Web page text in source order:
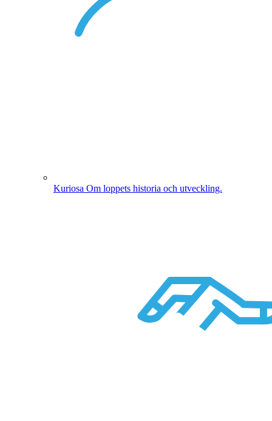
Kuriosa Om loppets historia och utveckling.